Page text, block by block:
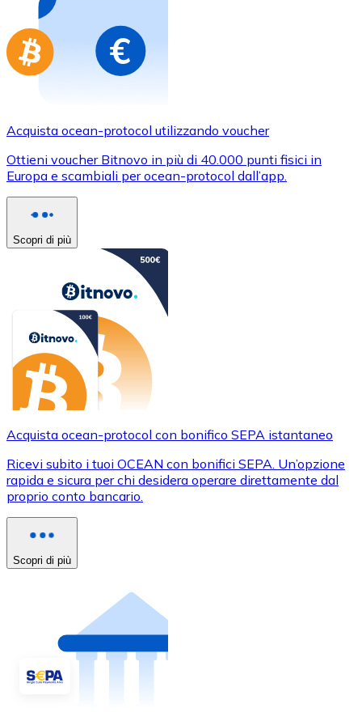
Acquista ocean-protocol utilizzando voucher
Ottieni voucher Bitnovo in più di 40.000 punti fisici in
Europa e scambiali per ocean-protocol dall’app.
Scopri di più
Acquista ocean-protocol con bonifico SEPA istantaneo
Ricevi subito i tuoi OCEAN con bonifici SEPA. Un’opzione
rapida e sicura per chi desidera operare direttamente dal
proprio conto bancario.
Scopri di più